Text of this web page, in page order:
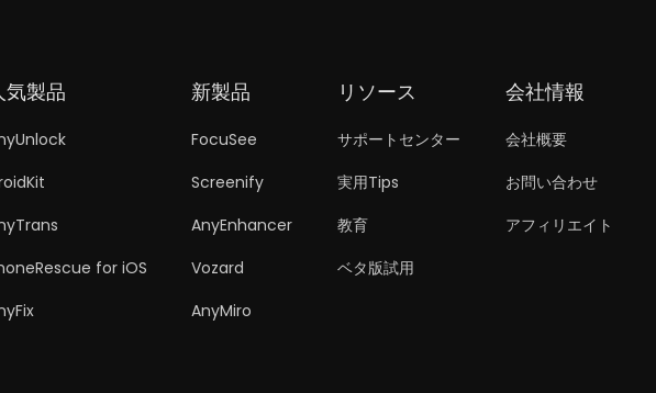
気製品
for iOS
新製品
FocuSee
Screenify
AnyEnhancer
Vozard
AnyMiro
リソース
サポートセンター
実用Tips
教育
ベタ版試用
会社情報
会社概要
お問い合わせ
アフィリエイト